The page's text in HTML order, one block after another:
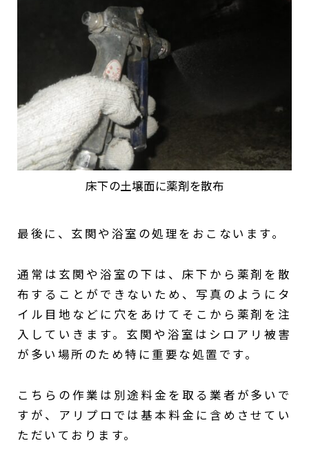
床下の土壌面に薬剤を散布
最後に、玄関や浴室の処理をおこないます。
通常は玄関や浴室の下は、床下から薬剤を散
布することができないため、写真のようにタ
イル目地などに穴をあけてそこから薬剤を注
入していきます。玄関や浴室はシロアリ被害
が多い場所のため特に重要な処置です。
こちらの作業は別途料金を取る業者が多いで
すが、アリプロでは基本料金に含めさせてい
ただいております。